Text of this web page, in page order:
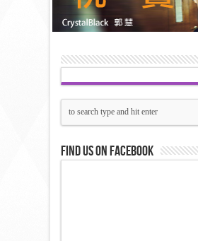
Find us on Facebook